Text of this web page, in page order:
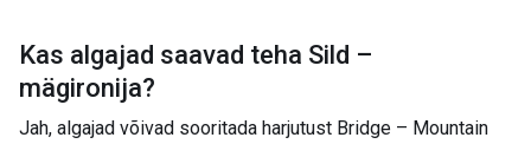
Kas algajad saavad teha Sild –
mägironija?
Jah, algajad võivad sooritada harjutust Bridge – Mountain